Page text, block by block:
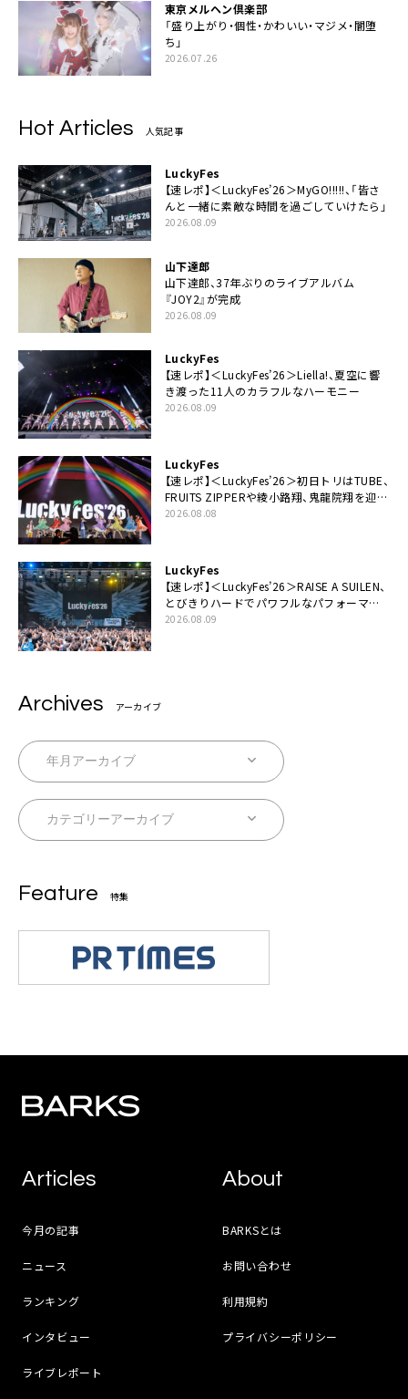
東京メルヘン倶楽部
「盛り上がり・個性・かわいい・マジメ・闇堕
ち」
2026.07.26
Hot Articles 人気記事
LuckyFes
【速レポ】＜LuckyFes’26＞MyGO!!!!!、「皆さ
んと一緒に素敵な時間を過ごしていけたら」
2026.08.09
山下達郎
山下達郎、37年ぶりのライブアルバム
『JOY2』が完成
2026.08.09
LuckyFes
【速レポ】＜LuckyFes’26＞Liella!、夏空に響
き渡った11人のカラフルなハーモニー
2026.08.09
LuckyFes
【速レポ】＜LuckyFes’26＞初日トリはTUBE、
FRUITS ZIPPERや綾小路翔、鬼龍院翔を迎え
た豪華コラボも「知ってたらぜひ一緒に歌っ
2026.08.08
LuckyFes
【速レポ】＜LuckyFes’26＞RAISE A SUILEN、
とびきりハードでパワフルなパフォーマン
ス「一緒に踊っていただけますか？」
2026.08.09
Archives アーカイブ
Feature 特集
Articles
今月の記事
ニュース
ランキング
インタビュー
ライブレポート
About
BARKSとは
お問い合わせ
利用規約
プライバシーポリシー